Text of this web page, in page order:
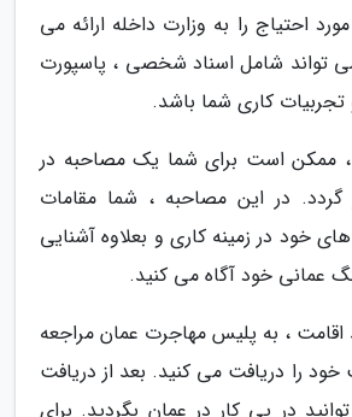
احتیاج را به وزارت داخله ارائه می
تواند شامل اسناد شخصی ، پاسپورت
کاری شما باشد.
، ممکن است برای شما یک مصاحبه در
گردد. در این مصاحبه ، شما مقامات
های خود در زمینه کاری و بعلاوه آشنایی
عمانی خود آگاه می کنید.
اقامت ، به پلیس مهاجرت عمان مراجعه
خود را دریافت می کنید. بعد از دریافت
در پی کار در عمان بگردید. برای